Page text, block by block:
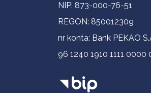
NIP: 873-000-76-51
REGON: 850012309
nr konta: Bank PEKAO
96 1240 1910 1111